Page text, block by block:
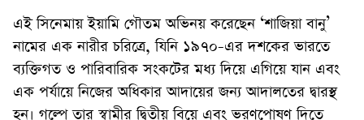
এই সিনেমায় ইয়ামি গৌতম অভিনয় করেছেন ‘শাজিয়া বানু’
নামের এক নারীর চরিত্রে, যিনি ১৯৭০-এর দশকের ভারতে
ব্যক্তিগত ও পারিবারিক সংকটের মধ্য দিয়ে এগিয়ে যান এবং
এক পর্যায়ে নিজের অধিকার আদায়ের জন্য আদালতের দ্বারস্থ
হন। গল্পে তার স্বামীর দ্বিতীয় বিয়ে এবং ভরণপোষণ দিতে